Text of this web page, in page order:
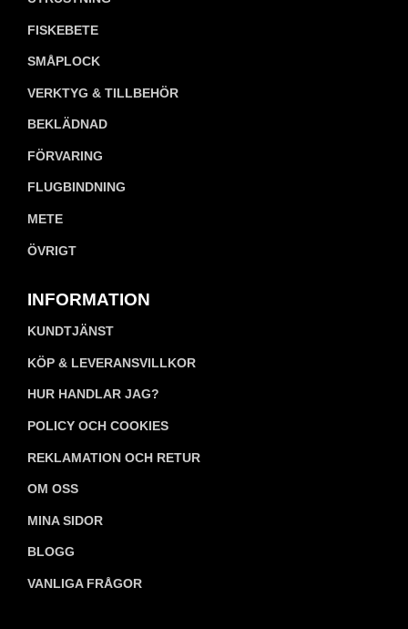
FISKEBETE
SMÅPLOCK
VERKTYG & TILLBEHÖR
BEKLÄDNAD
FÖRVARING
FLUGBINDNING
METE
ÖVRIGT
INFORMATION
KUNDTJÄNST
KÖP & LEVERANSVILLKOR
HUR HANDLAR JAG?
POLICY OCH COOKIES
REKLAMATION OCH RETUR
OM OSS
MINA SIDOR
BLOGG
VANLIGA FRÅGOR